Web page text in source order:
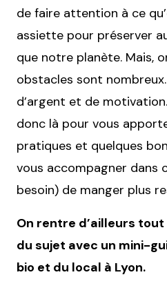
de faire attention à ce
assiette pour préserver
que notre planète. Mais,
obstacles sont
d’argent et de
donc là pour vous
pratiques et quelques
vous accompagner dans
besoin) de manger plus
On rentre d’ailleurs
du sujet avec un mini-
bio et du local à Lyon.